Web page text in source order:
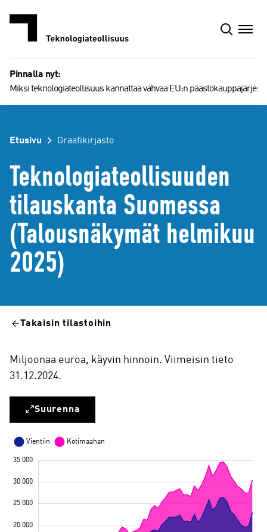
Pinnalla nyt:
Miksi teknologiateollisuus kannattaa vahvaa EU:n
Etusivu Graafikirjasto
Teknologiateollisuuden
tilauskanta Suomessa
(Talousnäkymät helmikuu
2025)
Takaisin tilastoihin
Miljoonaa euroa, käyvin hinnoin. Viimeisin tieto
31.12.2024.
Suurenna